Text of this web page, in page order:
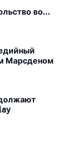
во
Марсденом